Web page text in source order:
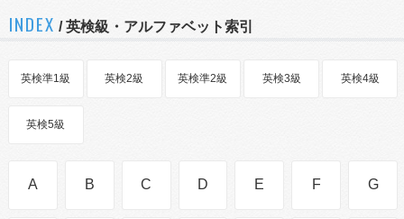
INDEX / 英検級・アルファベット索引
英検準1級 英検2級 英検準2級 英検3級 英検4級
英検5級
A B C D E F G